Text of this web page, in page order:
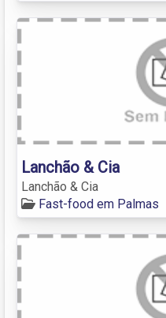
Lanchão & Cia
Lanchão & Cia
Fast-food em Palmas